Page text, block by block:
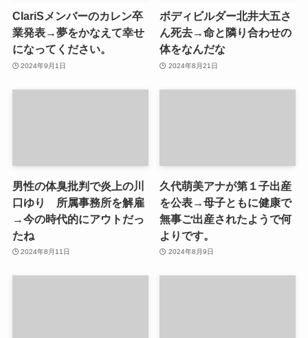
ClariSメンバーのカレン卒
業発表→夢をかなえて幸せ
になってください。
2024年9月1日
ボディビルダー北井大五さ
ん死去→命と隣り合わせの
体をなんだな
2024年8月21日
男性の体臭批判で炎上の川
口ゆり 所属事務所を解雇
→今の時代的にアウトだっ
たね
2024年8月11日
久代萌美アナが第１子出産
を公表→母子ともに健康で
無事ご出産されたようで何
よりです。
2024年8月9日